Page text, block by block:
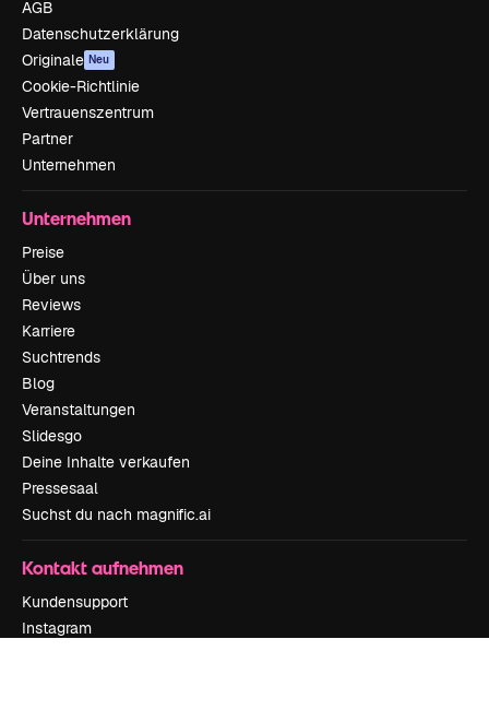
AGB
Datenschutzerklärung
Originale Neu
Cookie-Richtlinie
Vertrauenszentrum
Partner
Unternehmen
Unternehmen
Preise
Über uns
Reviews
Karriere
Suchtrends
Blog
Veranstaltungen
Slidesgo
Deine Inhalte verkaufen
Pressesaal
Suchst du nach magnific.ai
Kontakt aufnehmen
Kundensupport
Instagram